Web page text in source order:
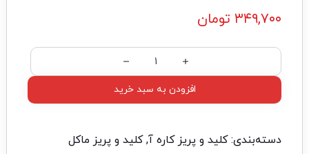
۳۴۹,۷۰۰ تومان
افزودن به سبد خرید
دسته‌بندی:کلید و پریز کاره آ,کلید و پریز ماکل